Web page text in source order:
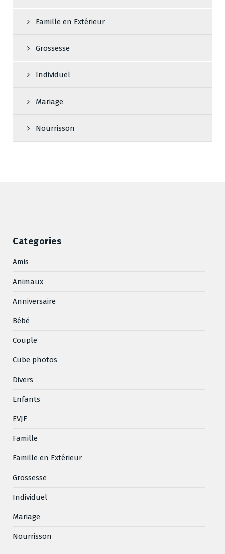
Famille en Extérieur
Grossesse
Individuel
Mariage
Nourrisson
Categories
Amis
Animaux
Anniversaire
Bébé
Couple
Cube photos
Divers
Enfants
EVJF
Famille
Famille en Extérieur
Grossesse
Individuel
Mariage
Nourrisson